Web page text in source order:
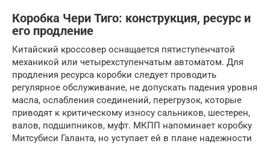
Коробка Чери Тиго: конструкция, ресурс и
его продление
Китайский кроссовер оснащается пятиступенчатой
механикой или четырехступенчатым автоматом. Для
продления ресурса коробки следует проводить
регулярное обслуживание, не допускать падения уровня
масла, ослабления соединений, перегрузок, которые
приводят к критическому износу сальников, шестерен,
валов, подшипников, муфт. МКПП напоминает коробку
Митсубиси Галанта, но уступает ей в плане надежности